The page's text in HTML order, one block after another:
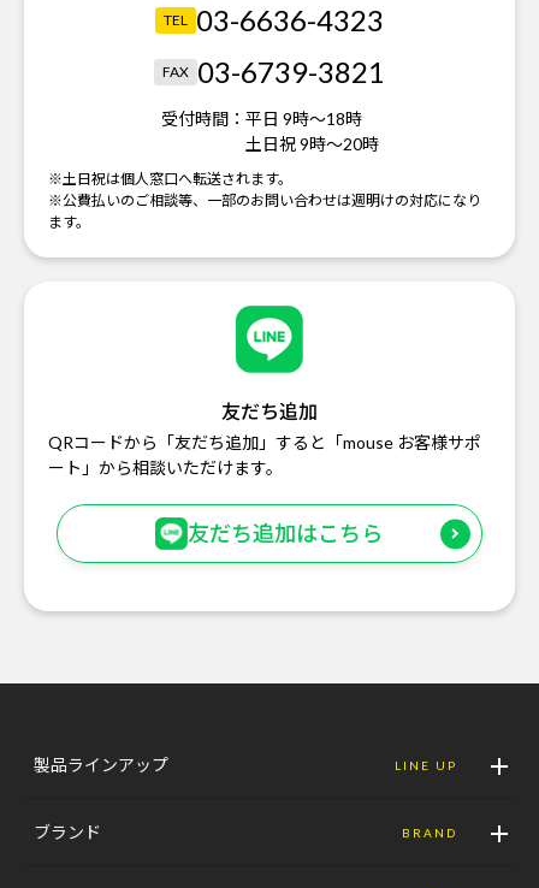
TEL 03-6636-4323
FAX 03-6739-3821
受付時間： 平日 9時～18時
土日祝 9時～20時
※土日祝は個人窓口へ転送されます。
※公費払いのご相談等、一部のお問い合わせは週明けの対応になり
ます。
友だち追加
QRコードから「友だち追加」すると「mouse お客様サポ
ート」から相談いただけます。
友だち追加はこちら
製品ラインアップ LINE UP
ブランド BRAND